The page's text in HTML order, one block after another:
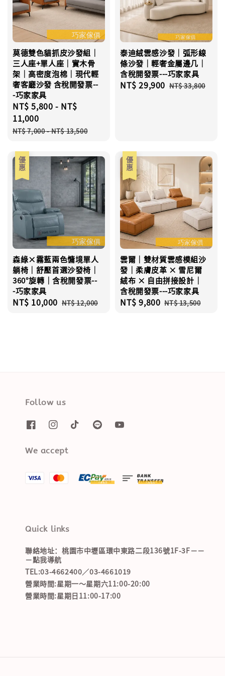
莫德雙色貓抓皮沙發組｜
三人座+單人座｜實木骨
架｜高密度泡棉｜現代輕
奢客廳沙發 含稅開發票--
-巧家家具
Sale
price
NT$ 5,800 - NT$
11,000
Regular
NT$ 7,000-NT$ 13,500
泰迪絨雲感沙發｜弧形線
條沙發｜輕奢金屬邊几｜
含稅開發票---巧家家具
Sale
NT$ 29,900 Regular
NT$ 33,800
優惠
森綠×霧藍兩色慵境單人
躺椅｜舒壓首選沙發椅｜
360°旋轉｜含稅開發票--
-巧家家具
Sale
NT$ 10,000 Regular
NT$ 12,000
優惠
雲爾｜雙材質雲感模組沙
發｜柔膚皮革 × 雪尼爾
絨布 × 自由拼接設計｜
含稅開發票---巧家家具
Sale
NT$ 9,800 Regular
NT$ 13,500
Follow us
We accept
Quick links
聯絡地址：桃園市中壢區環中東路二段136號1F-3F－－
－點我導航
TEL:03-4662400／03-4661019
營業時間:星期一～星期六11:00-20:00
營業時間:星期日11:00-17:00